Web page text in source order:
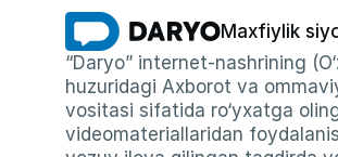
Maxfiylik
“Daryo” internet-nashrining
huzuridagi Axborot va
vositasi sifatida ro‘yxatga
videomateriallaridan